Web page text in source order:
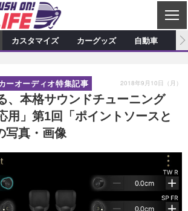
C
L
S
E
索 ショップ訪問記
ュース デモカー製作記
記事 カスタマイズ新製品情報
ース
記事 カーグッズ新製品情報
ース
カスタマイズ カーグッズ 自動車
、本格サウンドチューニング
用」第1回「ポイントソースと
写真・画像
ーオーディオ特集記事 2018年9月10日（月）